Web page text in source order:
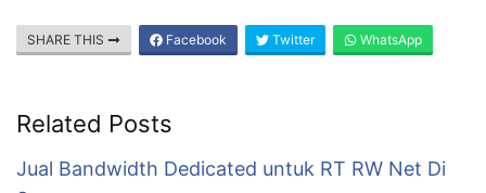
SHARE THIS Facebook Twitter WhatsApp
Related Posts
Jual Bandwidth Dedicated untuk RT RW Net Di